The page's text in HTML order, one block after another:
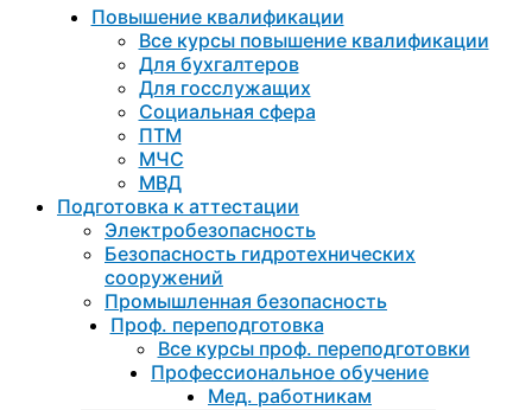
Повышение квалификации
Все курсы повышение квалификации
Для бухгалтеров
Для госслужащих
Социальная сфера
ПТМ
МЧС
МВД
Подготовка к aттестации
Электробезопасность
Безопасность гидротехнических
сооружений
Промышленная безопасность
Проф. переподготовка
Все курсы проф. переподготовки
Профессиональное обучение
Мед. работникам